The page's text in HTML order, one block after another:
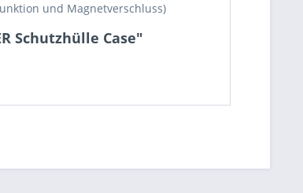
und Magnetverschluss)
Schutzhülle Case"